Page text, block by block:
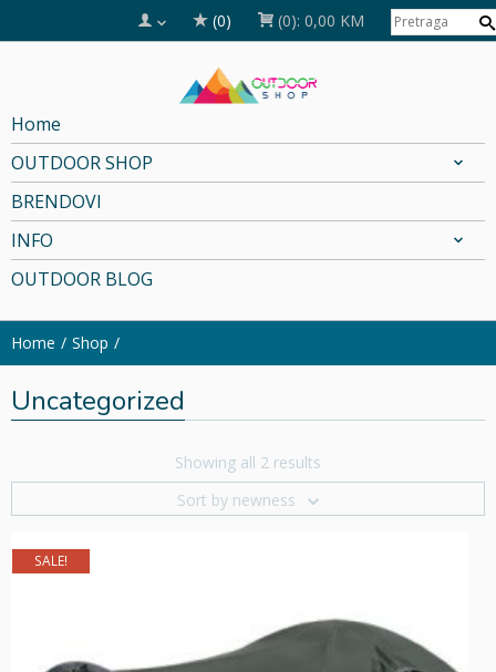
(0) (0): 0,00 KM
Home
OUTDOOR SHOP
BRENDOVI
INFO
OUTDOOR BLOG
Home Shop
Uncategorized
Showing all 2 results
Sort by newness
SALE!